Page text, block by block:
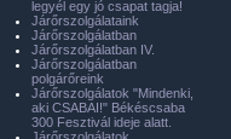
legyél egy jó csapat tagja!
Járőrszolgálataink
Járőrszolgálatban
Járőrszolgálatban IV.
Járőrszolgálatban
polgárőreink
Járőrszolgálatok "Mindenki,
aki CSABAI!" Békéscsaba
300 Fesztivál ideje alatt.